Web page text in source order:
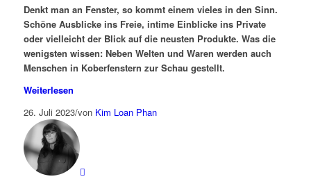
Denkt man an Fenster, so kommt einem vieles in den Sinn.
Schöne Ausblicke ins Freie, intime Einblicke ins Private
oder vielleicht der Blick auf die neusten Produkte. Was die
wenigsten wissen: Neben Welten und Waren werden auch
Menschen in Koberfenstern zur Schau gestellt.
Weiterlesen
26. Juli 2023/von Kim Loan Phan